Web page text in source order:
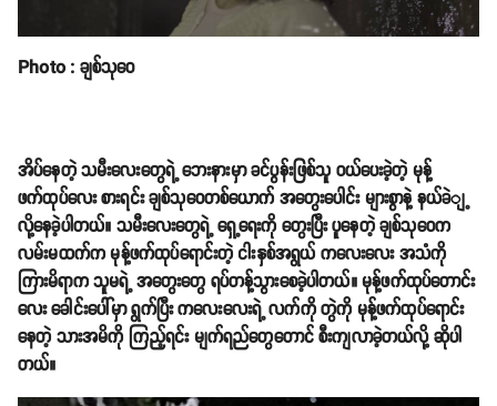
Photo : ချစ်သုဝေ
အိပ်နေတဲ့ သမီးလေးတွေရဲ့ ဘေးနားမှာ ခင်ပွန်းဖြစ်သူ ဝယ်ပေးခဲ့တဲ့ မုန့်
ဖက်ထုပ်လေး စားရင်း ချစ်သုဝေတစ်ယောက် အတွေးပေါင်း များစွာနဲ့ နယ်ခဲျ့
လို့နေခဲ့ပါတယ်။ သမီးလေးတွေရဲ့ ရှေ့ရေးကို တွေးပြီး ပူနေတဲ့ ချစ်သုဝေက
လမ်းမထက်က မုန့်ဖက်ထုပ်ရောင်းတဲ့ ငါးနှစ်အရွယ် ကလေးလေး အသံကို
ကြားမိရာက သူမရဲ့ အတွေးတွေ ရပ်တန့်သွားစေခဲ့ပါတယ်။ မုန့်ဖက်ထုပ်တောင်း
လေး ခေါင်းပေါ်မှာ ရွက်ပြီး ကလေးလေးရဲ့ လက်ကို တွဲကို မုန့်ဖက်ထုပ်ရောင်း
နေတဲ့ သားအမိကို ကြည့်ရင်း မျက်ရည်တွေတောင် စီးကျလာခဲ့တယ်လို့ ဆိုပါ
တယ်။